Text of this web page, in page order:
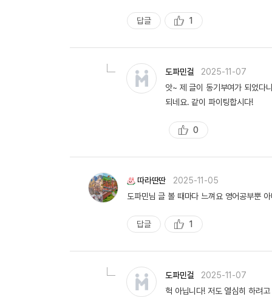
답글
추
천
1
도파민걸
2025-11-07
앗~ 제 글이 동기부여가 되었다
되네요. 같이 파이팅합시다!
추
0
따라딴딴
2025-11-05
도파민님 글 볼 때마다 느껴요 영어공부뿐
답글
추
천
1
도파민걸
2025-11-07
헉 아닙니다! 저도 열심히 하려